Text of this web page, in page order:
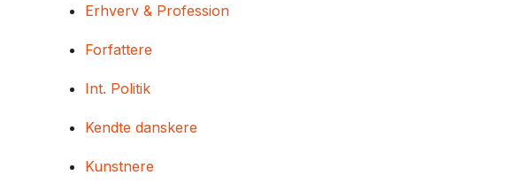
Erhverv & Profession
Forfattere
Int. Politik
Kendte danskere
Kunstnere